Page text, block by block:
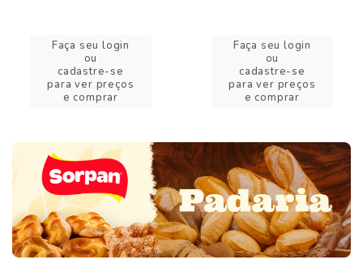
Faça seu login
ou
cadastre-se
para ver preços
e comprar
Faça seu login
ou
cadastre-se
para ver preços
e comprar